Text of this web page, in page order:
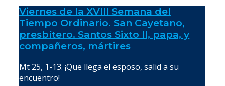
Viernes de la XVIII Semana del
Tiempo Ordinario. San Cayetano,
presbítero. Santos Sixto II, papa, y
compañeros, mártires
Mt 25, 1-13. ¡Que llega el esposo, salid a su
encuentro!